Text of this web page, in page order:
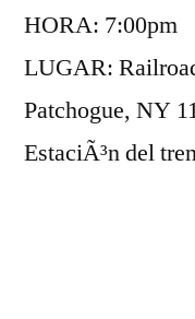
HORA: 7:00pm
LUGAR:
Patchogue, NY
EstaciÃ³n del